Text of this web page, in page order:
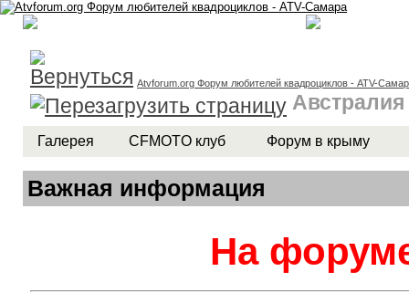
Atvforum.org Форум любителей квадроциклов - ATV-
Австралия
Галерея CFMOTO клуб Форум в крыму
Важная информация
На